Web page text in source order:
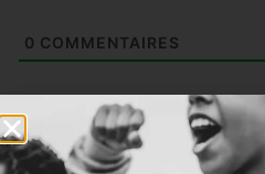
0 COMMENTAIRES